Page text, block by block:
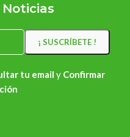
tu email y Confirmar